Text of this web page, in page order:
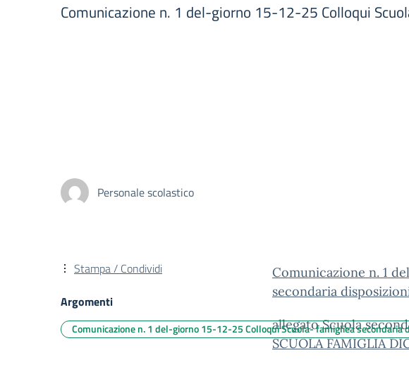
Comunicazione n. 1 del-giorno 15-12-25 Colloqui
Personale scolastico
Comunicazione n. 1
secondaria
allegato Scuola
SCUOLA FAMIGLIA
Stampa / Condividi
Argomenti
Comunicazione n. 1 del-giorno 15-12-25 Colloqui Scuola- famigliea secondaria